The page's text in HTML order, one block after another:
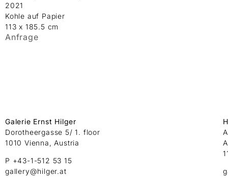
2021
Kohle auf Papier
113 x 185.5 cm
Anfrage
Galerie Ernst Hilger
Dorotheergasse 5/ 1. floor
1010 Vienna, Austria
P +43-1-512 53 15
gallery@hilger.at